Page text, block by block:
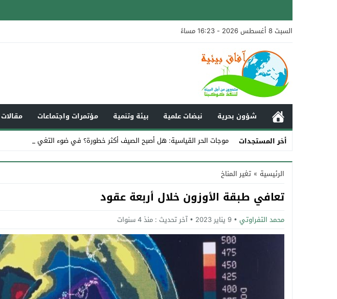
السبت 8 أغسطس 2026 - 16:23 مساءً
شؤون بحرية نبضات علمية بيئة وتنمية مؤتمرات واجتماعات
أخر المستجدات
موجات الحر القياسية: هل أصبح الصيف أكثر خطورة؟ في ضوء التغير المناخي ال _
Stop
Previous
Next
الرئيسية » تغير المناخ
تعافي طبقة الأوزون خلال أربعة عقود
محمد التفراوتي 9 يناير 2023 آخر تحديث : منذ 4 سنوات